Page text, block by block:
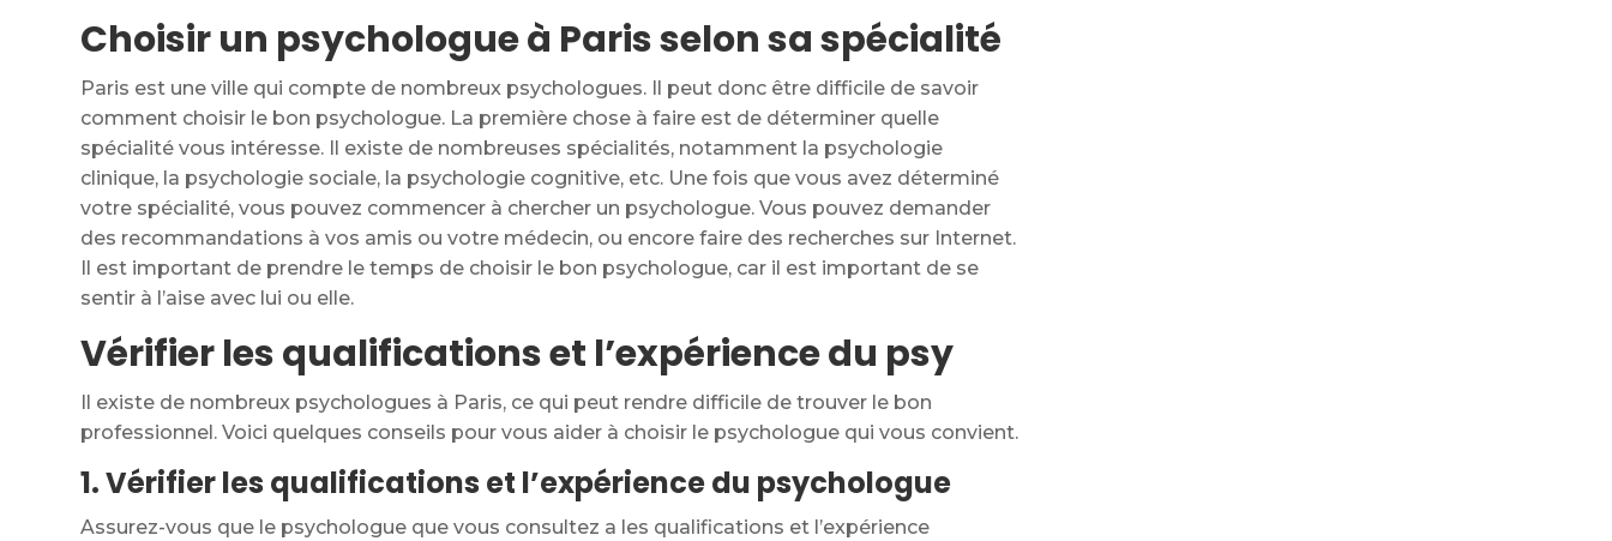
Choisir un psychologue à Paris selon sa spécialité
Paris est une ville qui compte de nombreux psychologues. Il peut donc être difficile de savoir
comment choisir le bon psychologue. La première chose à faire est de déterminer quelle
spécialité vous intéresse. Il existe de nombreuses spécialités, notamment la psychologie
clinique, la psychologie sociale, la psychologie cognitive, etc. Une fois que vous avez déterminé
votre spécialité, vous pouvez commencer à chercher un psychologue. Vous pouvez demander
des recommandations à vos amis ou votre médecin, ou encore faire des recherches sur Internet.
Il est important de prendre le temps de choisir le bon psychologue, car il est important de se
sentir à l’aise avec lui ou elle.
Vérifier les qualifications et l’expérience du psy
Il existe de nombreux psychologues à Paris, ce qui peut rendre difficile de trouver le bon
professionnel. Voici quelques conseils pour vous aider à choisir le psychologue qui vous convient.
1. Vérifier les qualifications et l’expérience du psychologue
Assurez-vous que le psychologue que vous consultez a les qualifications et l’expérience